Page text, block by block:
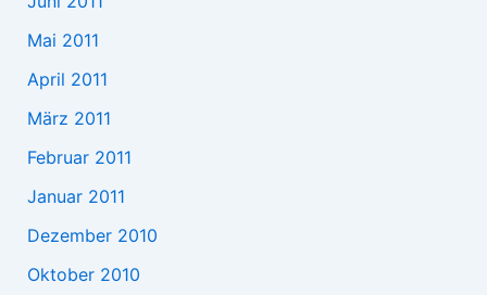
Mai 2011
April 2011
März 2011
Februar 2011
Januar 2011
Dezember 2010
Oktober 2010